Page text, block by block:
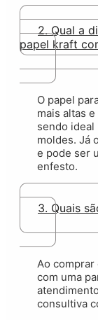
2. Qual a
papel kraft
O papel
mais altas
sendo
moldes. Já
e pode ser
enfesto.
3. Quais
Ao comprar
com uma
consultiva